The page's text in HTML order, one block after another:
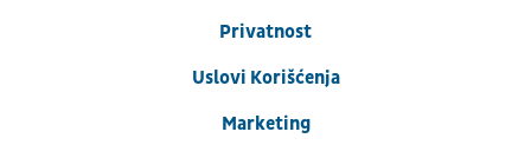
Privatnost
Uslovi Korišćenja
Marketing